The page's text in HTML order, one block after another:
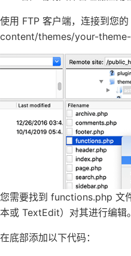
使用 FTP 客户端，连接到您
content/themes/your-theme-
您需要找到 functions.php 文
本或 TextEdit）对其进行编辑。
在底部添加以下代码：